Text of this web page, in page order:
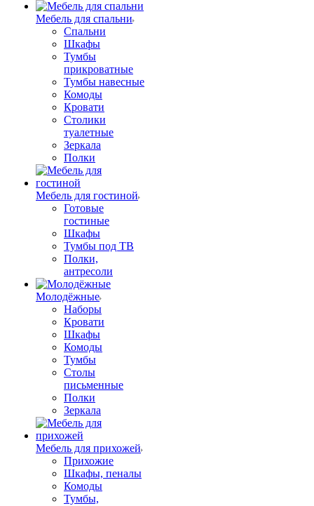
Мебель для спальни
Спальни
Шкафы
Тумбы
прикроватные
Тумбы навесные
Комоды
Кровати
Столики
туалетные
Зеркала
Полки
Мебель для гостиной
Готовые
гостиные
Шкафы
Тумбы под ТВ
Полки,
антресоли
Молодёжные
Наборы
Кровати
Шкафы
Комоды
Тумбы
Столы
письменные
Полки
Зеркала
Мебель для прихожей
Прихожие
Шкафы, пеналы
Комоды
Тумбы,